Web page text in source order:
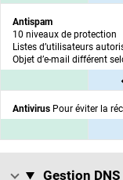
Antispam
10 niveaux de protection
Listes d’utilisateurs
Objet d’e-mail différent
Antivirus Pour éviter la
Gestion DNS